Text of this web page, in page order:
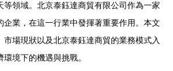
等領域。北京泰鈺達商貿有限公司作為一家
企業，在這一行業中發揮著重要作用。本文
市場現狀以及北京泰鈺達商貿的業務模式入
境下的機遇與挑戰。